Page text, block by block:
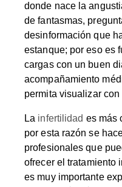
donde nace la
de fantasmas,
desinformación que
estanque; por eso es
cargas con un buen
acompañamiento
permita visualizar
La infertilidad es más
por esta razón se
profesionales que
ofrecer el tratamiento
es muy importante